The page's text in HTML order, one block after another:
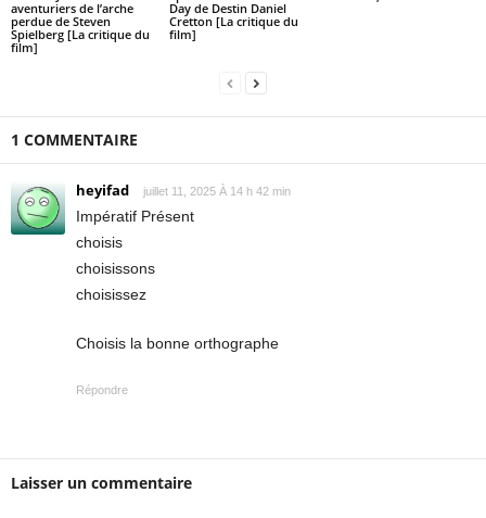
aventuriers de l’arche
perdue de Steven
Spielberg [La critique du
film]
Day de Destin Daniel
Cretton [La critique du
film]
1 COMMENTAIRE
heyifad juillet 11, 2025 À 14 h 42 min
Impératif Présent
choisis
choisissons
choisissez
Choisis la bonne orthographe
Répondre
Laisser un commentaire